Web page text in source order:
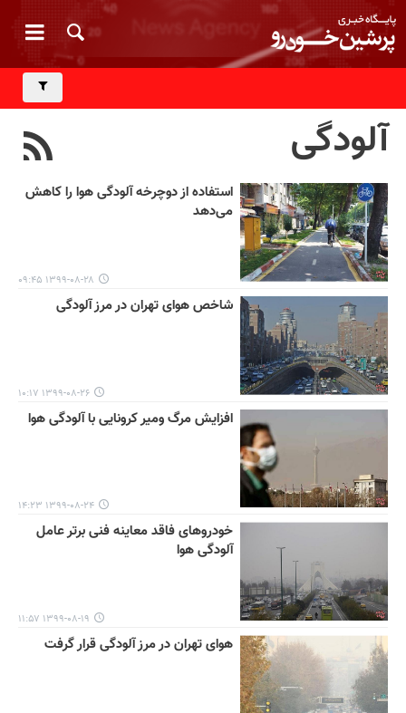
آلودگی
استفاده از دوچرخه آلودگی هوا را کاهش
می‌دهد
۱۳۹۹-۰۸-۲۸ ۰۹:۴۵
شاخص هوای تهران در مرز آلودگی
۱۳۹۹-۰۸-۲۶ ۱۰:۱۷
افزایش مرگ ومیر کرونایی با آلودگی هوا
۱۳۹۹-۰۸-۲۴ ۱۴:۲۳
خودروهای فاقد معاینه فنی برتر عامل
آلودگی هوا
۱۳۹۹-۰۸-۱۹ ۱۱:۵۷
هوای تهران در مرز آلودگی قرار گرفت